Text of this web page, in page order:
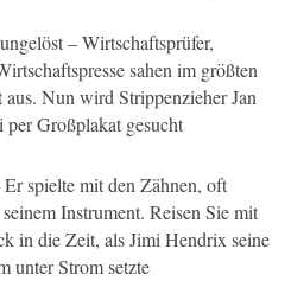
– Wirtschaftsprüfer,
sahen im größten
Nun wird Strippenzieher Jan
Großplakat gesucht
spielte mit den Zähnen, oft
Instrument. Reisen Sie mit
in die Zeit, als Jimi Hendrix seine
unter Strom setzte